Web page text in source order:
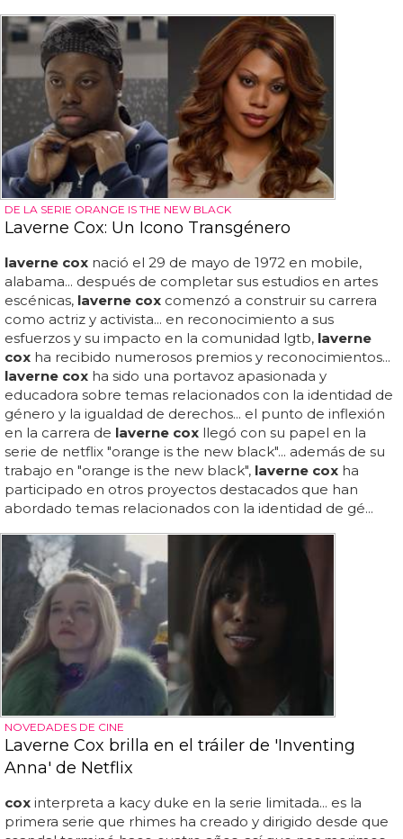
DE LA SERIE ORANGE IS THE NEW BLACK
Laverne Cox: Un Icono Transgénero
laverne cox nació el 29 de mayo de 1972 en mobile,
alabama... después de completar sus estudios en artes
escénicas, laverne cox comenzó a construir su carrera
como actriz y activista... en reconocimiento a sus
esfuerzos y su impacto en la comunidad lgtb, laverne
cox ha recibido numerosos premios y reconocimientos...
laverne cox ha sido una portavoz apasionada y
educadora sobre temas relacionados con la identidad de
género y la igualdad de derechos... el punto de inflexión
en la carrera de laverne cox llegó con su papel en la
serie de netflix "orange is the new black"... además de su
trabajo en "orange is the new black", laverne cox ha
participado en otros proyectos destacados que han
abordado temas relacionados con la identidad de gé...
NOVEDADES DE CINE
Laverne Cox brilla en el tráiler de 'Inventing
Anna' de Netflix
cox interpreta a kacy duke en la serie limitada... es la
primera serie que rhimes ha creado y dirigido desde que